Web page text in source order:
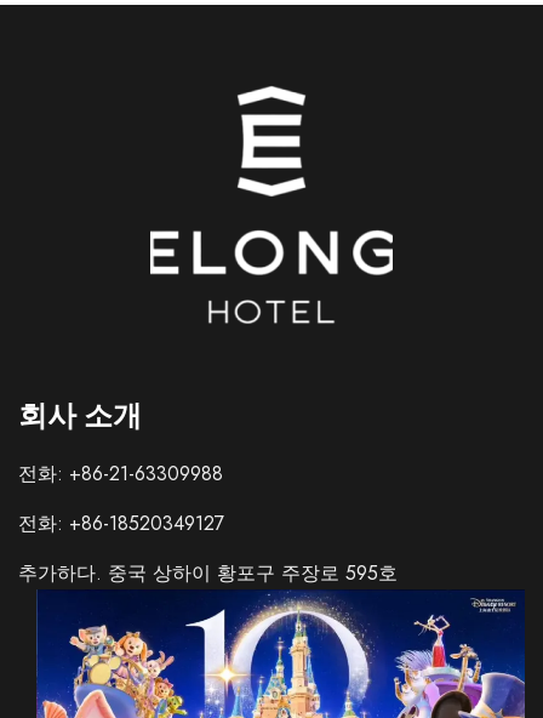
회사 소개
전화: +86-21-63309988
전화: +86-18520349127
추가하다. 중국 상하이 황포구 주장로 595호